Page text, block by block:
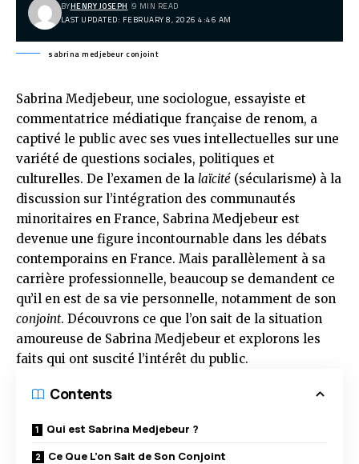
LAST UPDATED: FEBRUARY 8, 2026 4:46 AM
BYHENRY JOSEPH 9 MIN READ
sabrina medjebeur conjoint
Sabrina Medjebeur, une sociologue, essayiste et
commentatrice médiatique française de renom, a
captivé le public avec ses vues intellectuelles sur une
variété de questions sociales, politiques et
culturelles. De l’examen de la laïcité (sécularisme) à la
discussion sur l’intégration des communautés
minoritaires en France, Sabrina Medjebeur est
devenue une figure incontournable dans les débats
contemporains en France. Mais parallèlement à sa
carrière professionnelle, beaucoup se demandent ce
qu’il en est de sa vie personnelle, notamment de son
conjoint. Découvrons ce que l’on sait de la situation
amoureuse de Sabrina Medjebeur et explorons les
faits qui ont suscité l’intérêt du public.
Contents
Qui est Sabrina Medjebeur ?
Ce Que L’on Sait de Son Conjoint